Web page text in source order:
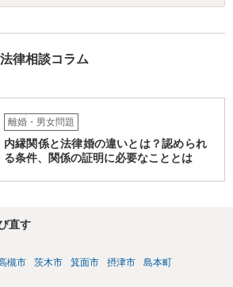
は思いますが、これからでも整えられるので
かりかねますので、幅のありすぎる回答で
律相談コラム
離婚・男女問題
内縁関係と法律婚の違いとは？認められ
る条件、関係の証明に必要なこととは
直す
槻市 茨木市 箕面市 摂津市
島本町